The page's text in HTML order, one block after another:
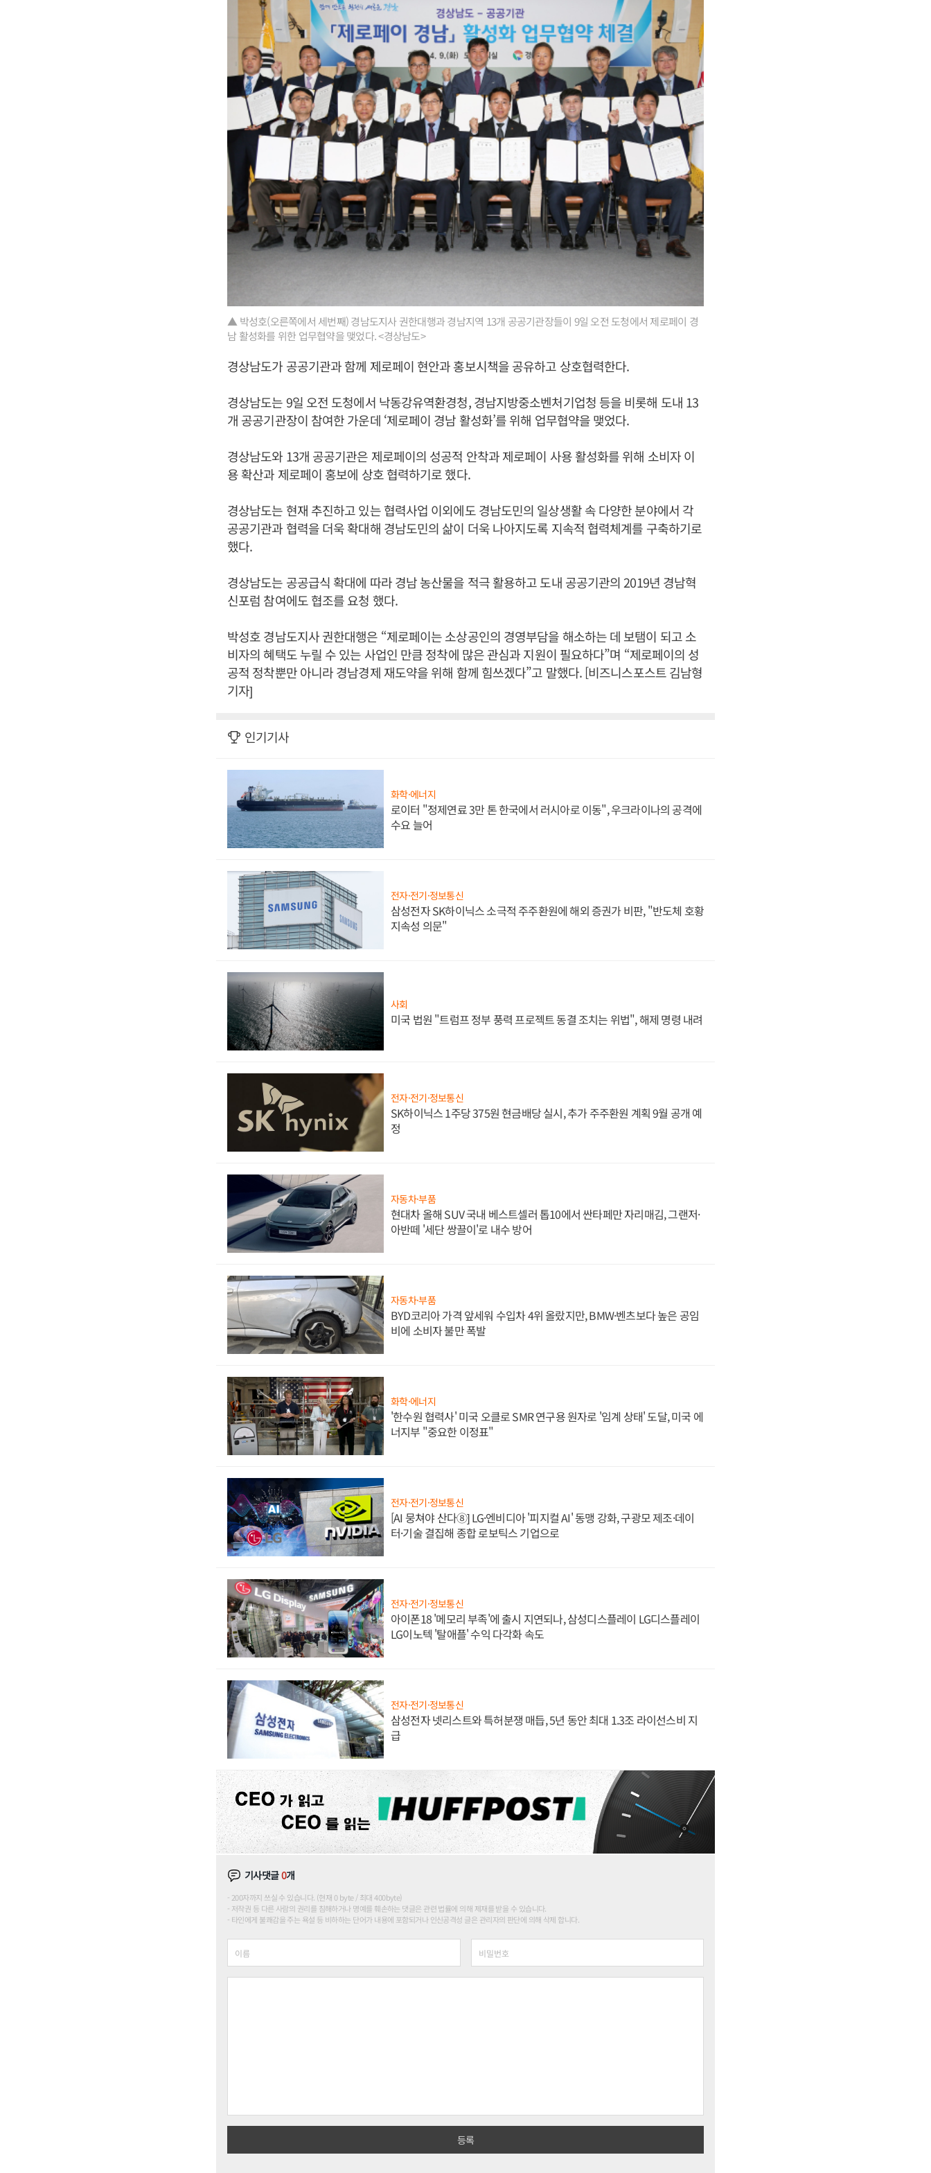
▲ 박성호(오른쪽에서 세번째) 경남도지사 권한대행과 경남지역 13개 공공기관장들이 9일 오전 도청에서 제로페이 경
남 활성화를 위한 업무협약을 맺었다. <경상남도>
경상남도가 공공기관과 함께 제로페이 현안과 홍보시책을 공유하고 상호협력한다.
경상남도는 9일 오전 도청에서 낙동강유역환경청, 경남지방중소벤처기업청 등을 비롯해 도내 13
개 공공기관장이 참여한 가운데 ‘제로페이 경남 활성화’를 위해 업무협약을 맺었다.
경상남도와 13개 공공기관은 제로페이의 성공적 안착과 제로페이 사용 활성화를 위해 소비자 이
용 확산과 제로페이 홍보에 상호 협력하기로 했다.
경상남도는 현재 추진하고 있는 협력사업 이외에도 경남도민의 일상생활 속 다양한 분야에서 각
공공기관과 협력을 더욱 확대해 경남도민의 삶이 더욱 나아지도록 지속적 협력체계를 구축하기로
했다.
경상남도는 공공급식 확대에 따라 경남 농산물을 적극 활용하고 도내 공공기관의 2019년 경남혁
신포럼 참여에도 협조를 요청 했다.
박성호 경남도지사 권한대행은 “제로페이는 소상공인의 경영부담을 해소하는 데 보탬이 되고 소
비자의 혜택도 누릴 수 있는 사업인 만큼 정착에 많은 관심과 지원이 필요하다”며 “제로페이의 성
공적 정착뿐만 아니라 경남경제 재도약을 위해 함께 힘쓰겠다”고 말했다. [비즈니스포스트 김남형
기자]
인기기사
화학·에너지
로이터 "정제연료 3만 톤 한국에서 러시아로 이동", 우크라이나의 공격에
수요 늘어
전자·전기·정보통신
삼성전자 SK하이닉스 소극적 주주환원에 해외 증권가 비판, "반도체 호황
지속성 의문"
사회
미국 법원 "트럼프 정부 풍력 프로젝트 동결 조치는 위법", 해제 명령 내려
전자·전기·정보통신
SK하이닉스 1주당 375원 현금배당 실시, 추가 주주환원 계획 9월 공개 예
정
자동차·부품
현대차 올해 SUV 국내 베스트셀러 톱10에서 싼타페만 자리매김, 그랜저·
아반떼 '세단 쌍끌이'로 내수 방어
자동차·부품
BYD코리아 가격 앞세워 수입차 4위 올랐지만, BMW·벤츠보다 높은 공임
비에 소비자 불만 폭발
화학·에너지
'한수원 협력사' 미국 오클로 SMR 연구용 원자로 '임계 상태' 도달, 미국 에
너지부 "중요한 이정표"
전자·전기·정보통신
[AI 뭉쳐야 산다⑧] LG·엔비디아 '피지컬 AI' 동맹 강화, 구광모 제조·데이
터·기술 결집해 종합 로보틱스 기업으로
전자·전기·정보통신
아이폰18 '메모리 부족'에 출시 지연되나, 삼성디스플레이 LG디스플레이
LG이노텍 '탈애플' 수익 다각화 속도
전자·전기·정보통신
삼성전자 넷리스트와 특허분쟁 매듭, 5년 동안 최대 1.3조 라이선스비 지
급
기사댓글0개
200자까지 쓰실 수 있습니다. (현재 0 byte / 최대 400byte)
저작권 등 다른 사람의 권리를 침해하거나 명예를 훼손하는 댓글은 관련 법률에 의해 제재를 받을 수 있습니다.
타인에게 불쾌감을 주는 욕설 등 비하하는 단어가 내용에 포함되거나 인신공격성 글은 관리자의 판단에 의해 삭제 합니다.